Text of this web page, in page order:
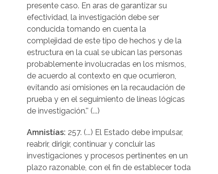
presente caso. En aras de garantizar su
efectividad, la investigación debe ser
conducida tomando en cuenta la
complejidad de este tipo de hechos y de la
estructura en la cual se ubican las personas
probablemente involucradas en los mismos,
de acuerdo al contexto en que ocurrieron,
evitando así omisiones en la recaudación de
prueba y en el seguimiento de líneas lógicas
de investigación.'' (...)
Amnistías: 257. (...) El Estado debe impulsar,
reabrir, dirigir, continuar y concluir las
investigaciones y procesos pertinentes en un
plazo razonable, con el fin de establecer toda